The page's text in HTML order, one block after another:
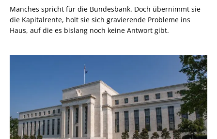
Manches spricht für die Bundesbank. Doch übernimmt sie
die Kapitalrente, holt sie sich gravierende Probleme ins
Haus, auf die es bislang noch keine Antwort gibt.